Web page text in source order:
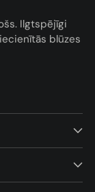
Ilgtspējīgi
blūzes